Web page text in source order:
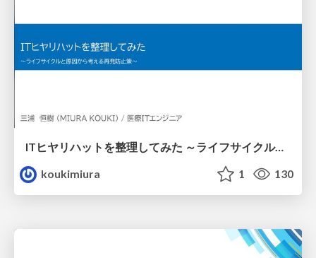
ITヒヤリハットを整理してみた ～ライフサイクルと原因から考える再発防止策～
koukimiura
1 130